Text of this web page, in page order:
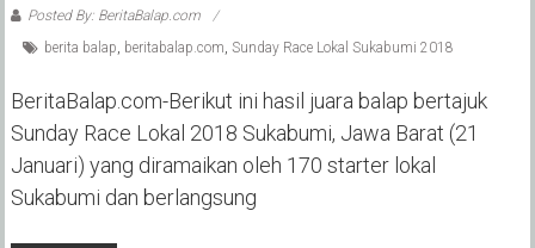
Posted By: BeritaBalap.com
berita balap, beritabalap.com, Sunday Race Lokal Sukabumi 2018
BeritaBalap.com-Berikut ini hasil juara balap bertajuk
Sunday Race Lokal 2018 Sukabumi, Jawa Barat (21
Januari) yang diramaikan oleh 170 starter lokal
Sukabumi dan berlangsung